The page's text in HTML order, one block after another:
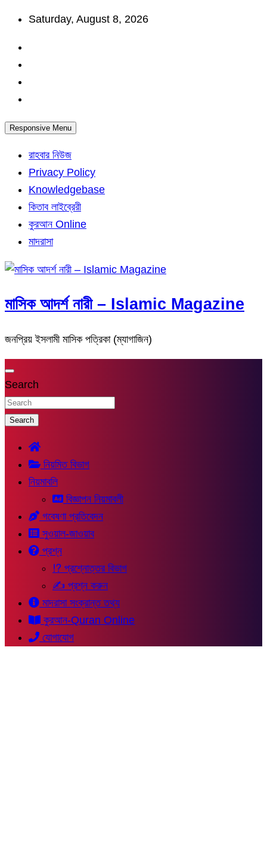
Skip
content
Saturday, August 8, 2026
Responsive Menu
রাহবার নিউজ
Privacy Policy
Knowledgebase
কিতাব লাইব্রেরী
কুরআন Online
মাদরাসা
মাসিক আদর্শ নারী – Islamic Magazine
জনপ্রিয় ইসলামী মাসিক পত্রিকা (ম্যাগাজিন)
Search
Search
নিয়মিত বিভাগ
নিয়মাবলি
বিজ্ঞাপন নিয়মাবলী
গবেষণা প্রতিবেদন
সুওয়াল-জাওয়াব
প্রশ্ন
⁉ প্রশ্নোত্তর বিভাগ
✍ প্রশ্ন করুন
মাদরাসা সংক্রান্ত তথ্য
কুরআন-Quran Online
যোগাযোগ